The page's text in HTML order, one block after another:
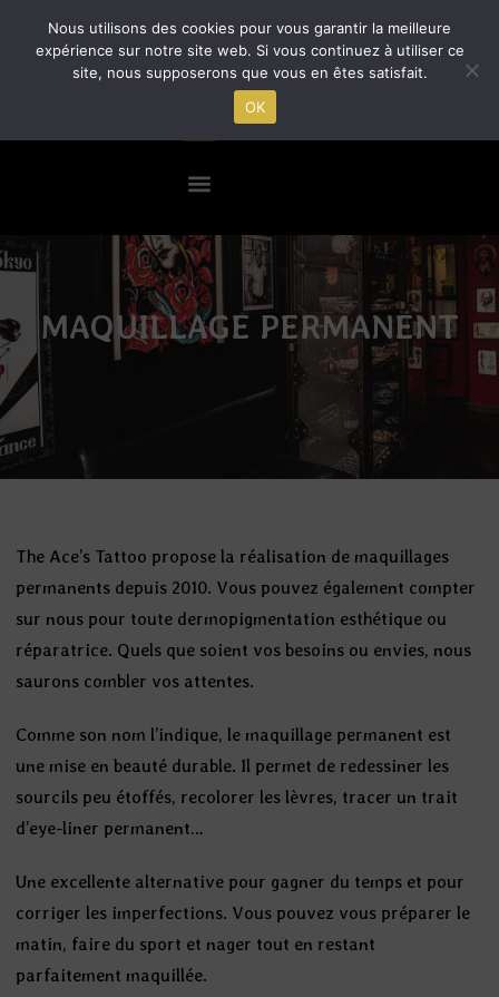
MAQUILLAGE PERMANENT
The Ace’s Tattoo propose la réalisation de maquillages
permanents depuis 2010. Vous pouvez également compter
sur nous pour toute dermopigmentation esthétique ou
réparatrice. Quels que soient vos besoins ou envies, nous
saurons combler vos attentes.
Comme son nom l’indique, le maquillage permanent est
une mise en beauté durable. Il permet de redessiner les
sourcils peu étoffés, recolorer les lèvres, tracer un trait
d’eye-liner permanent…
Une excellente alternative pour gagner du temps et pour
corriger les imperfections. Vous pouvez vous préparer le
matin, faire du sport et nager tout en restant
parfaitement maquillée.
Nous utilisons des cookies pour vous garantir la meilleure
expérience sur notre site web. Si vous continuez à utiliser ce
site, nous supposerons que vous en êtes satisfait.
OK